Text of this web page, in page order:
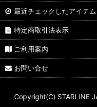
最近チェックしたアイテム
特定商取引法表示
ご利用案内
お問い合せ
Copyright(C) STARLINE